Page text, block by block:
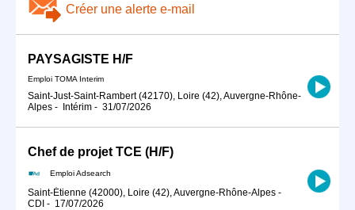
Créer une alerte e-mail
PAYSAGISTE H/F
Emploi TOMA Interim
Saint-Just-Saint-Rambert (42170), Loire (42), Auvergne-Rhône-
Alpes - Intérim - 31/07/2026
Chef de projet TCE (H/F)
Emploi Adsearch
Saint-Étienne (42000), Loire (42), Auvergne-Rhône-Alpes -
CDI - 17/07/2026